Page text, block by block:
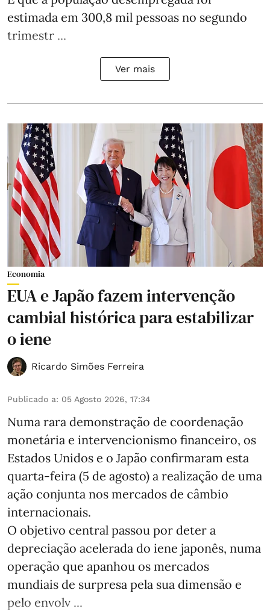
estimada em 300,8 mil pessoas no segundo
trimestr ...
Ver mais
Economia
EUA e Japão fazem intervenção
cambial histórica para estabilizar
o iene
Ricardo Simões Ferreira
Publicado a: 05 Agosto 2026, 17:34
Numa rara demonstração de coordenação
monetária e intervencionismo financeiro, os
Estados Unidos e o Japão confirmaram esta
quarta-feira (5 de agosto) a realização de uma
ação conjunta nos mercados de câmbio
internacionais.
O objetivo central passou por deter a
depreciação acelerada do iene japonês, numa
operação que apanhou os mercados
mundiais de surpresa pela sua dimensão e
pelo envolv ...